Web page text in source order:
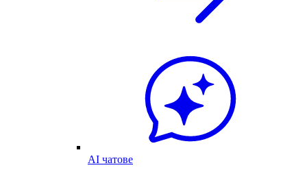
AI чатове